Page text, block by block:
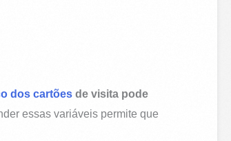
dos cartõesde visita pode
essas variáveis permite que